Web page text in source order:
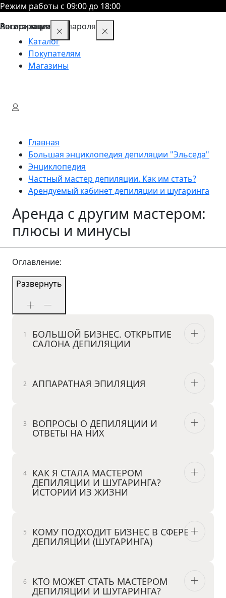
Режим работы с 09:00 до 18:00
Каталог
Покупателям
Магазины
Главная
Большая энциклопедия депиляции "Эльседа"
Энциклопедия
Частный мастер депиляции. Как им стать?
Арендуемый кабинет депиляции и шугаринга
Аренда с другим мастером:
плюсы и минусы
Оглавление:
Развернуть
БОЛЬШОЙ БИЗНЕС. ОТКРЫТИЕ
САЛОНА ДЕПИЛЯЦИИ
АППАРАТНАЯ ЭПИЛЯЦИЯ
ВОПРОСЫ О ДЕПИЛЯЦИИ И
ОТВЕТЫ НА НИХ
КАК Я СТАЛА МАСТЕРОМ
ДЕПИЛЯЦИИ И ШУГАРИНГА?
ИСТОРИИ ИЗ ЖИЗНИ
КОМУ ПОДХОДИТ БИЗНЕС В СФЕРЕ
ДЕПИЛЯЦИИ (ШУГАРИНГА)
КТО МОЖЕТ СТАТЬ МАСТЕРОМ
ДЕПИЛЯЦИИ И ШУГАРИНГА?
Восстановление пароля
Авторизация
Регистрация